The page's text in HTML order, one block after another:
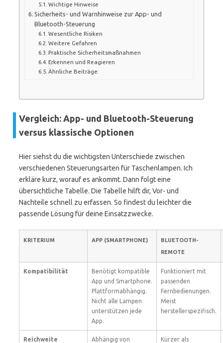
Wichtige Hinweise
Sicherheits- und Warnhinweise zur App- und
Bluetooth-Steuerung
Wesentliche Risiken
Weitere Gefahren
Praktische Sicherheitsmaßnahmen
Erkennen und Reagieren
Ähnliche Beiträge:
Vergleich: App- und Bluetooth-Steuerung
versus klassische Optionen
Hier siehst du die wichtigsten Unterschiede zwischen
verschiedenen Steuerungsarten für Taschenlampen. Ich
erkläre kurz, worauf es ankommt. Dann folgt eine
übersichtliche Tabelle. Die Tabelle hilft dir, Vor- und
Nachteile schnell zu erfassen. So findest du leichter die
passende Lösung für deine Einsatzzwecke.
KRITERIUM APP (SMARTPHONE)
BLUETOOTH-
REMOTE
Kompatibilität
Benötigt kompatible
App und Smartphone.
Plattformabhängig.
Nicht alle Lampen
unterstützen jede
App.
Funktioniert mit
passenden
Fernbedienungen.
Meist
herstellerspezifisch.
Reichweite
Abhängig von
Kürzer als